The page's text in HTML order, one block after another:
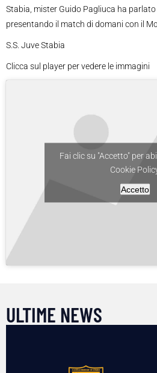
Stabia, mister Guido Pagliuca ha
presentando il match di domani con il
S.S. Juve Stabia
Clicca sul player per vedere le immagini
Fai clic su "Accetto" per
Cookie
Accetto
ULTIME NEWS